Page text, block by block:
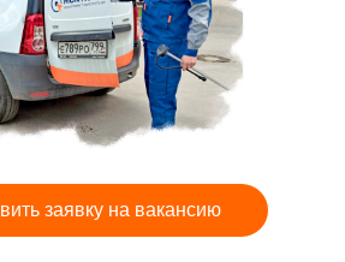
заявку на вакансию